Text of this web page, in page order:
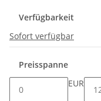
Verfügbarkeit
Sofort verfügbar
Preisspanne
EUR